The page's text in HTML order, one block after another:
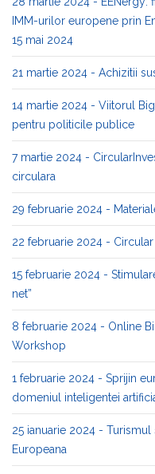
IMM-urilor europene prin
15 mai 2024
21 martie 2024 - Achizitii
14 martie 2024 - Viitorul
pentru politicile publice
7 martie 2024 -
circulara
29 februarie 2024 -
22 februarie 2024 -
15 februarie 2024 -
net”
8 februarie 2024 - Online
Workshop
1 februarie 2024 - Sprijin
domeniul inteligentei
25 ianuarie 2024 -
Europeana